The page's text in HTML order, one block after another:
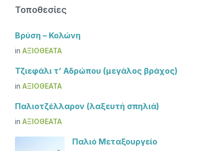
Τοποθεσίες
Βρύση – Κολώνη
in ΑΞΙΟΘΈΑΤΑ
Τζιεφάλι τ’ Αδρώπου (μεγάλος βράχος)
in ΑΞΙΟΘΈΑΤΑ
Παλιοτζέλλαρον (λαξευτή σπηλιά)
in ΑΞΙΟΘΈΑΤΑ
Παλιό Μεταξουργείο